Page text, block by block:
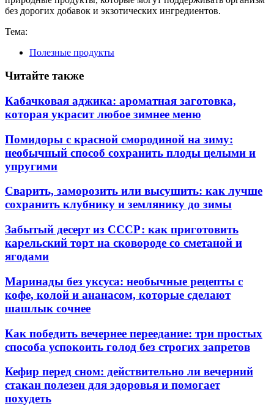
без дорогих добавок и экзотических ингредиентов.
Тема:
Полезные продукты
Читайте также
Кабачковая аджика: ароматная заготовка,
которая украсит любое зимнее меню
Помидоры с красной смородиной на зиму:
необычный способ сохранить плоды целыми и
упругими
Сварить, заморозить или высушить: как лучше
сохранить клубнику и землянику до зимы
Забытый десерт из СССР: как приготовить
карельский торт на сковороде со сметаной и
ягодами
Маринады без уксуса: необычные рецепты с
кофе, колой и ананасом, которые сделают
шашлык сочнее
Как победить вечернее переедание: три простых
способа успокоить голод без строгих запретов
Кефир перед сном: действительно ли вечерний
стакан полезен для здоровья и помогает
похудеть